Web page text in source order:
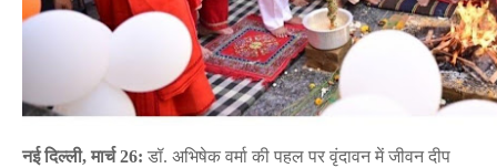
नई दिल्ली,मार्च26: डॉ. अभिषेक वर्मा की पहल पर वृंदावन में जीवन दीप